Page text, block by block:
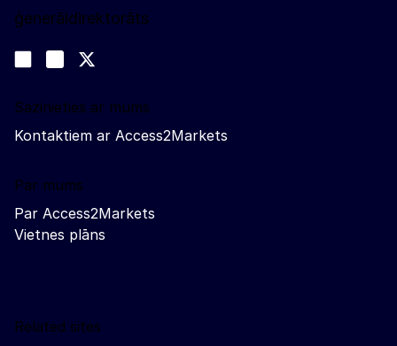
ģenerāldirektorāts
Join us on LinkedIn
Trade-Off podcast
Sazinieties ar mums
Kontaktiem ar Access2Markets
Par mums
Par Access2Markets
Vietnes plāns
Related sites